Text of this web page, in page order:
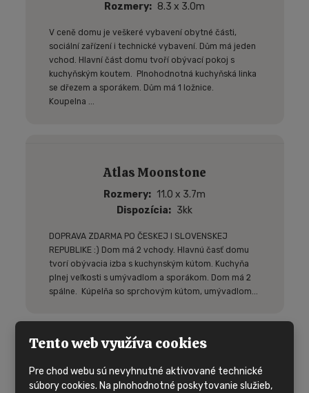
Rozmery
8.3 x 3.0m
V ceně domu je veškeré vybavení obytné části,
sociální zařízení i technické vybavení. Dům má jeden
vchod. Hlavní část domu tvoří obývací pokoj s
kuchyňským koutem. Plnohodnotná kuchyňská linka
se dřezem a sporákem. Dům má 1 ložnice.
Koupelna ...
Atlas Moonstone
Rozmery
11.0 x 3.7m
Dispozícia
3kk
DOPRAVA ZDARMA PO ČESKEJ I SLOVENSKEJ
REPUBLIKE :) Dom má 2 vchody. Hlavnú časť domu
tvorí obývacia izba s kuchynským kútom. Kuchyňa
plnej veľkosti s umývadlom a sporákom. Dom má 2
spálne. Kúpelňa so sprchovým kútom, umývadlom...
Dispozícia
3kk
Tento web využíva cookies
Pre chod webu sú nevyhnutné aktivované technické
súbory cookies. Na plnohodnotné poskytovanie služieb,